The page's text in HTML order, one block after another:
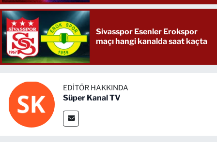
Sivasspor Esenler Erokspor
maçı hangi kanalda saat kaçta
EDITÖR HAKKINDA
Süper Kanal TV